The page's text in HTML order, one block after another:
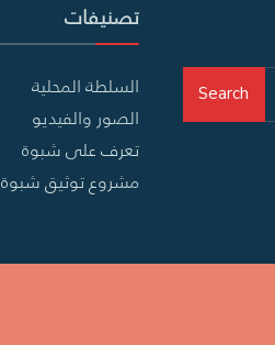
Search
تصنيفات
السلطة المحلية
الصور والفيديو
تعرف على شبوة
مشروع توثيق شبوة